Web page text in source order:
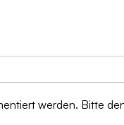
werden. Bitte